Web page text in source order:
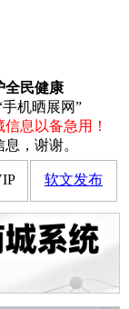
全民健康
机晒展网”
息以备急用！
，谢谢。
软文发布